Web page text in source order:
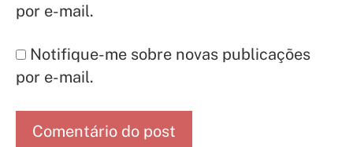
por e-mail.
Notifique-me sobre novas publicações
por e-mail.